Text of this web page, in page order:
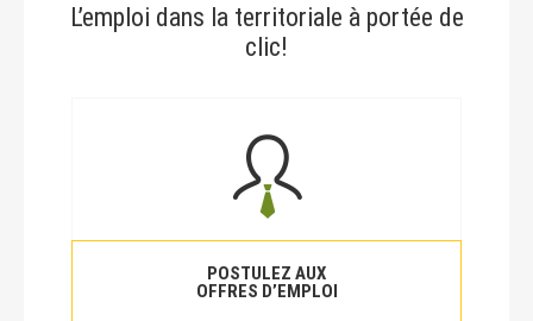
L’emploi dans la territoriale à portée de
clic!
POSTULEZ AUX
OFFRES D’EMPLOI